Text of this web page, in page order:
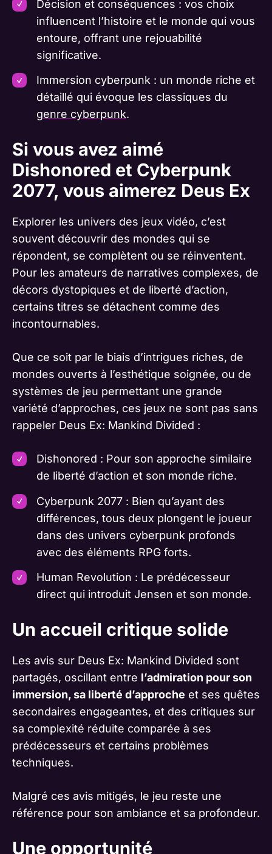
Décision et conséquences : vos choix
influencent l’histoire et le monde qui vous
entoure, offrant une rejouabilité
significative.
Immersion cyberpunk : un monde riche et
détaillé qui évoque les classiques du
genre cyberpunk.
Si vous avez aimé
Dishonored et Cyberpunk
2077, vous aimerez Deus Ex
Explorer les univers des jeux vidéo, c’est
souvent découvrir des mondes qui se
répondent, se complètent ou se réinventent.
Pour les amateurs de narratives complexes, de
décors dystopiques et de liberté d’action,
certains titres se détachent comme des
incontournables.
Que ce soit par le biais d’intrigues riches, de
mondes ouverts à l’esthétique soignée, ou de
systèmes de jeu permettant une grande
variété d’approches, ces jeux ne sont pas sans
rappeler Deus Ex: Mankind Divided :
Dishonored : Pour son approche similaire
de liberté d’action et son monde riche.
Cyberpunk 2077 : Bien qu’ayant des
différences, tous deux plongent le joueur
dans des univers cyberpunk profonds
avec des éléments RPG forts.
Human Revolution : Le prédécesseur
direct qui introduit Jensen et son monde.
Un accueil critique solide
Les avis sur Deus Ex: Mankind Divided sont
partagés, oscillant entre l’admiration pour son
immersion, sa liberté d’approche et ses quêtes
secondaires engageantes, et des critiques sur
sa complexité réduite comparée à ses
prédécesseurs et certains problèmes
techniques.
Malgré ces avis mitigés, le jeu reste une
référence pour son ambiance et sa profondeur.
Une opportunité